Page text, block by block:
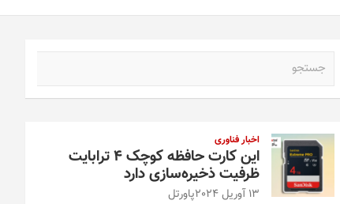
اخبار فناوری
این کارت حافظه کوچک ۴ ترابایت
ظرفیت ذخیره‌سازی دارد
13 آوریل 2024 پاورتل